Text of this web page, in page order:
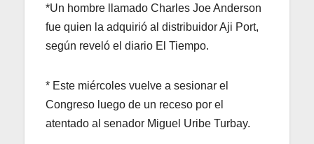
*Un hombre llamado Charles Joe Anderson
fue quien la adquirió al distribuidor Aji Port,
según reveló el diario El Tiempo.
* Este miércoles vuelve a sesionar el
Congreso luego de un receso por el
atentado al senador Miguel Uribe Turbay.